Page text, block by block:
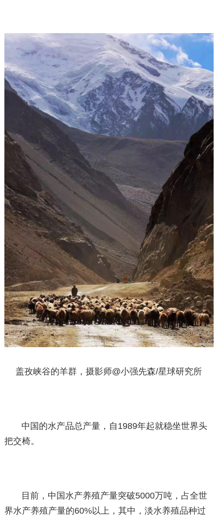
盖孜峡谷的羊群，摄影师@小强先森/星球研究所
中国的水产品总产量，自1989年起就稳坐世界头
把交椅。
目前，中国水产养殖产量突破5000万吨，占全世
界水产养殖产量的60%以上，其中，淡水养殖品种过